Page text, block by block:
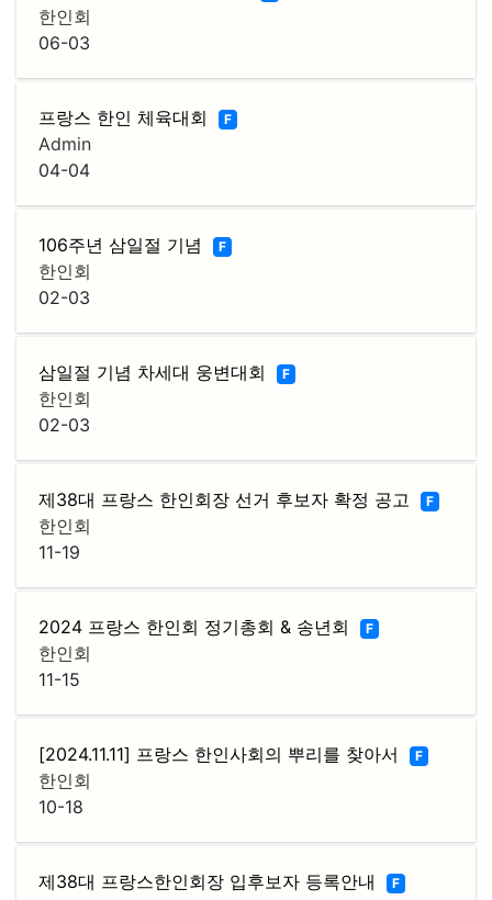
한인회
06-03
프랑스 한인 체육대회 F
Admin
04-04
106주년 삼일절 기념 F
한인회
02-03
삼일절 기념 차세대 웅변대회 F
한인회
02-03
제38대 프랑스 한인회장 선거 후보자 확정 공고 F
한인회
11-19
2024 프랑스 한인회 정기총회 & 송년회 F
한인회
11-15
[2024.11.11] 프랑스 한인사회의 뿌리를 찾아서 F
한인회
10-18
제38대 프랑스한인회장 입후보자 등록안내 F